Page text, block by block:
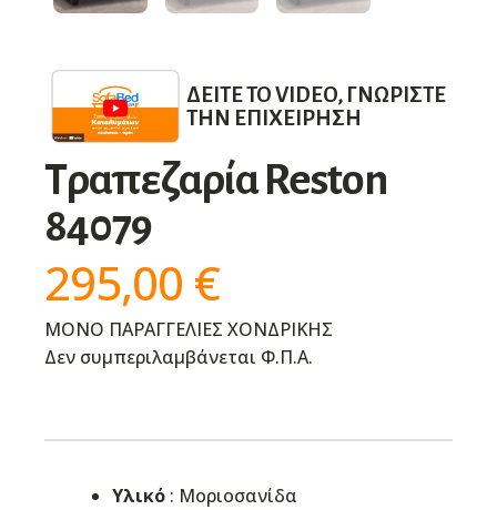
ΔΕΊΤΕ ΤΟ VIDEO, ΓΝΩΡΊΣΤΕ
ΤΗΝ ΕΠΙΧΕΊΡΗΣΗ
Τραπεζαρία Reston
84079
295,00 €
ΜΟΝΟ ΠΑΡΑΓΓΕΛΙΕΣ ΧΟΝΔΡΙΚΗΣ
Δεν συμπεριλαμβάνεται Φ.Π.Α.
Υλικό : Μοριοσανίδα